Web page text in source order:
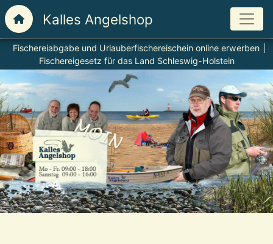
Fischereiabgabe und Urlauberfischereischein online erwerben
Fischereigesetz für das Land Schleswig-Holstein